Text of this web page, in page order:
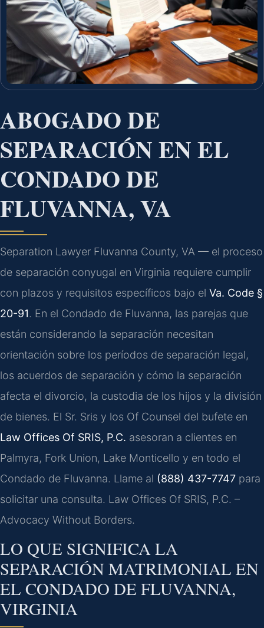
ABOGADO DE
SEPARACIÓN EN EL
CONDADO DE
FLUVANNA, VA
Separation Lawyer Fluvanna County, VA — el proceso
de separación conyugal en Virginia requiere cumplir
con plazos y requisitos específicos bajo el Va. Code §
20-91. En el Condado de Fluvanna, las parejas que
están considerando la separación necesitan
orientación sobre los períodos de separación legal,
los acuerdos de separación y cómo la separación
afecta el divorcio, la custodia de los hijos y la división
de bienes. El Sr. Sris y los Of Counsel del bufete en
Law Offices Of SRIS, P.C. asesoran a clientes en
Palmyra, Fork Union, Lake Monticello y en todo el
Condado de Fluvanna. Llame al (888) 437-7747 para
solicitar una consulta. Law Offices Of SRIS, P.C. –
Advocacy Without Borders.
LO QUE SIGNIFICA LA
SEPARACIÓN MATRIMONIAL EN
EL CONDADO DE FLUVANNA,
VIRGINIA